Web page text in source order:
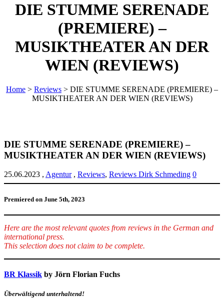
DIE STUMME SERENADE
(PREMIERE) –
MUSIKTHEATER AN DER
WIEN (REVIEWS)
Home > Reviews > DIE STUMME SERENADE (PREMIERE) –
MUSIKTHEATER AN DER WIEN (REVIEWS)
DIE STUMME SERENADE (PREMIERE) –
MUSIKTHEATER AN DER WIEN (REVIEWS)
25.06.2023 , Agentur , Reviews, Reviews Dirk Schmeding 0
Premiered on June 5th, 2023
Here are the most relevant quotes from reviews in the German and
international press.
This selection does not claim to be complete.
BR Klassik by Jörn Florian Fuchs
Überwältigend unterhaltend!